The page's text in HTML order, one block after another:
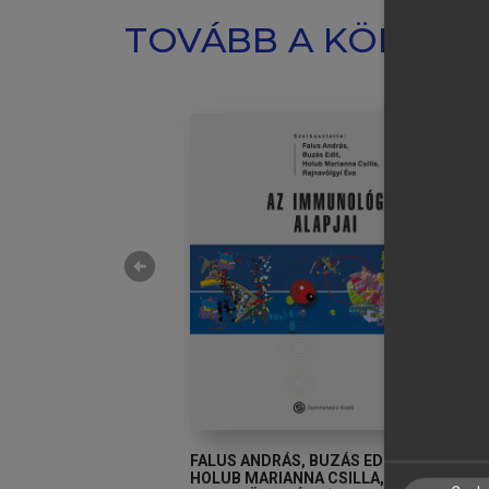
TOVÁBB A
FALUS ANDRÁS, BUZÁS EDIT,
HOLUB MARIANNA CSILLA,
arrow_circle_left